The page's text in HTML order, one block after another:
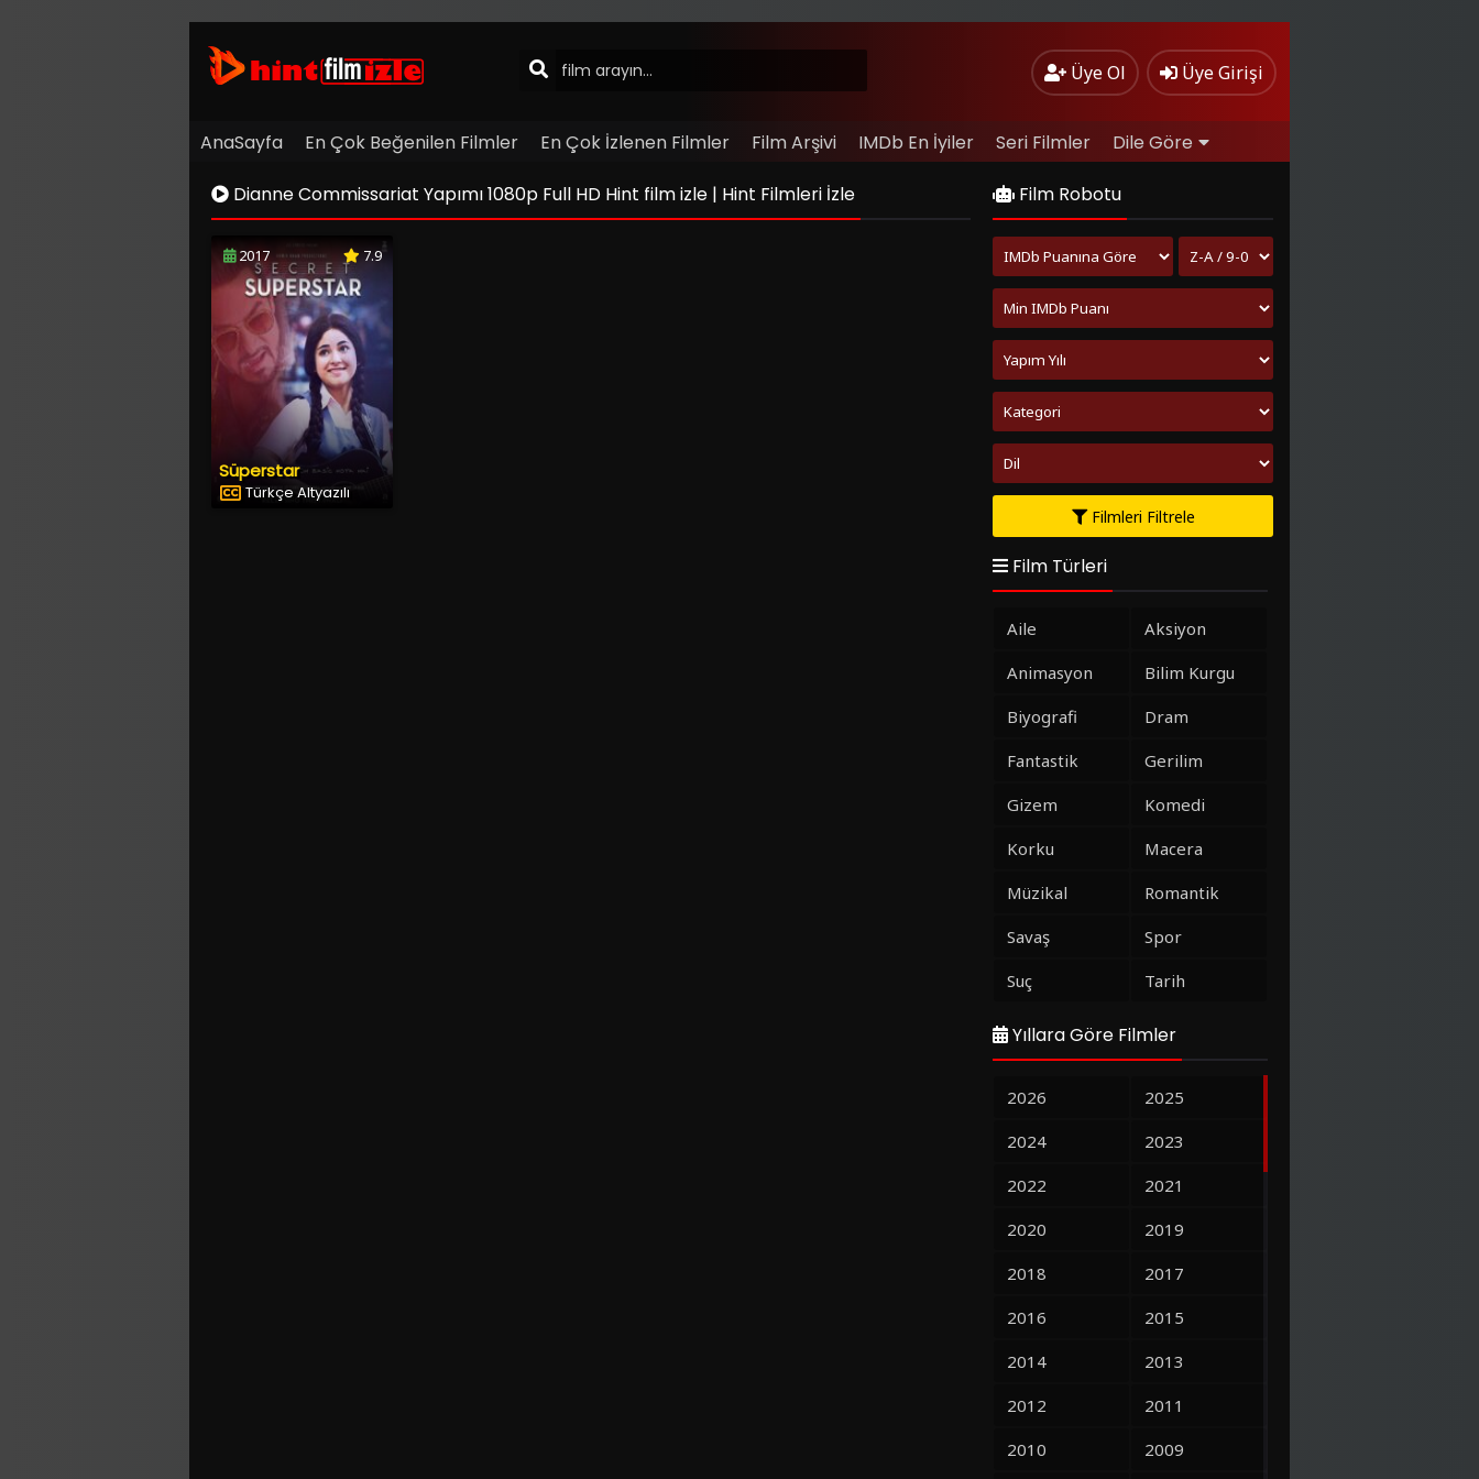
Üye Ol Üye Girişi
AnaSayfa En Çok Beğenilen Filmler En Çok İzlenen Filmler Film Arşivi IMDb En İyiler Seri Filmler Dile Göre
Dianne Commissariat Yapımı 1080p Full HD Hint film izle | Hint Filmleri İzle
2017 7.9
Süperstar
Türkçe Altyazılı
Film Robotu
Filmleri Filtrele
Film Türleri
Aile
Aksiyon
Animasyon
Bilim Kurgu
Biyografi
Dram
Fantastik
Gerilim
Gizem
Komedi
Korku
Macera
Müzikal
Romantik
Savaş
Spor
Suç
Tarih
Yıllara Göre Filmler
2026
2025
2024
2023
2022
2021
2020
2019
2018
2017
2016
2015
2014
2013
2012
2011
2010
2009